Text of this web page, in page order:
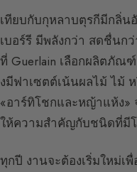
เทียบกับกุหลาบตุรกีมีกลิ่
เบอร์รี มีพลังกว่า สดชื่นก
ที่ Guerlain เลือกผลิตภัณ
งมีฟาเซตต์เน้นผลไม้ ไม้
«อาร์ทิโชกและหญ้าแห้ง»
ให้ความสำคัญกับชนิดที่มี
ทุกปี งานจะต้องเริ่มใหม่เ